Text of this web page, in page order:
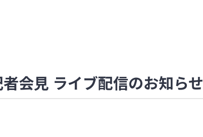
会見 ライブ配信のお知らせ